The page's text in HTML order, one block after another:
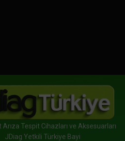
Tespit Cihazları ve Aksesuarları
JDiag Yetkili Türkiye Bayi